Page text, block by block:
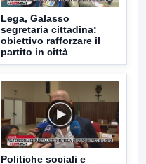
Lega, Galasso
segretaria cittadina:
obiettivo rafforzare il
partito in città
Politiche sociali e